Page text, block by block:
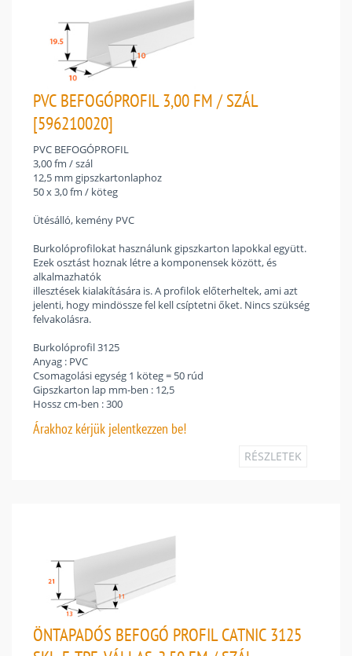
PVC BEFOGÓPROFIL 3,00 FM / SZÁL
[596210020]
PVC BEFOGÓPROFIL
3,00 fm / szál
12,5 mm gipszkartonlaphoz
50 x 3,0 fm / köteg
Ütésálló, kemény PVC
Burkolóprofilokat használunk gipszkarton lapokkal együtt.
Ezek osztást hoznak létre a komponensek között, és
alkalmazhatók
illesztések kialakítására is. A profilok előterheltek, ami azt
jelenti, hogy mindössze fel kell csíptetni őket. Nincs szükség
felvakolásra.
Burkolóprofil 3125
Anyag : PVC
Csomagolási egység 1 köteg = 50 rúd
Gipszkarton lap mm-ben : 12,5
Hossz cm-ben : 300
Árakhoz kérjük jelentkezzen be!
RÉSZLETEK
ÖNTAPADÓS BEFOGÓ PROFIL CATNIC 3125